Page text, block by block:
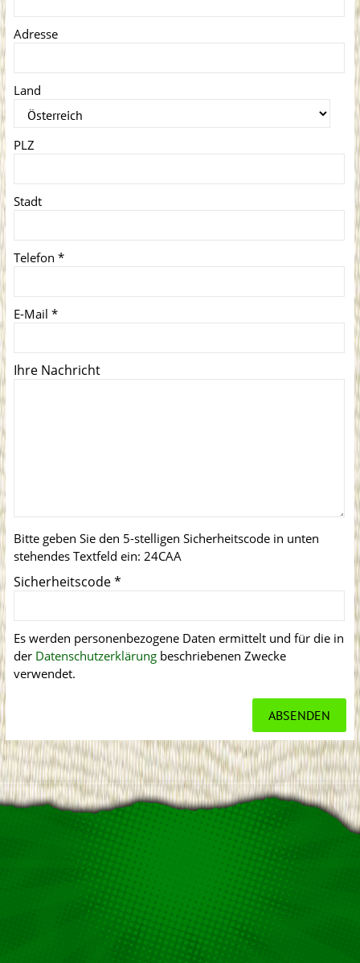
Adresse
Land
PLZ
Stadt
Telefon *
E-Mail *
Ihre Nachricht
Bitte geben Sie den 5-stelligen Sicherheitscode in unten
stehendes Textfeld ein: 24CAA
Sicherheitscode*
Es werden personenbezogene Daten ermittelt und für die in
der Datenschutzerklärungbeschriebenen Zwecke
verwendet.